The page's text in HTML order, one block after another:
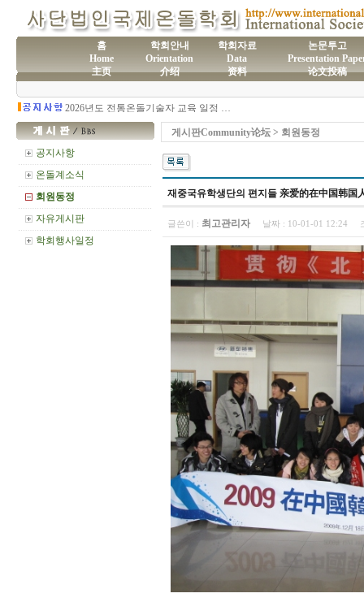
홈
Home
主页
학회안내
Orientation
介绍
학회자료
Data
资料
논문투고
Presentation
论文投稿
(사)국제온돌학회 연간 기부금 모금액 및 활용실적 명세서
2026년도 전통온돌기술자 교육 일정 안내
제60차 전통온돌기술자 교육 모집
제59차 전통온돌기술자 1,2급 교육과정 모집 안내
공지사항
온돌계소식
회원동정
자유게시판
학회행사일정
게시판Community论坛 > 회원동정
재중국유학생단의 편지들 亲爱的在中国韩国
글쓴이 : 최고관리자 날짜 : 10-01-01 12:24